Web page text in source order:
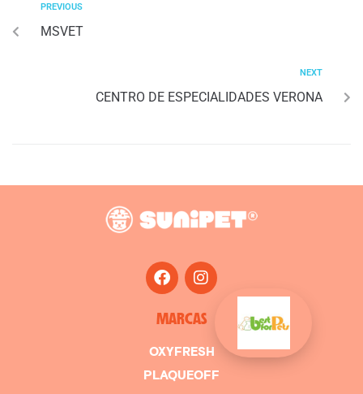
PREVIOUS
MSVET
NEXT
CENTRO DE ESPECIALIDADES VERONA
MARCAS
OXYFRESH
PLAQUEOFF